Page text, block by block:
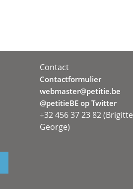
Contact
Contactformulier
webmaster@petitie.be
@petitieBE op Twitter
+32 456 37 23 82 (Brigitte
George)